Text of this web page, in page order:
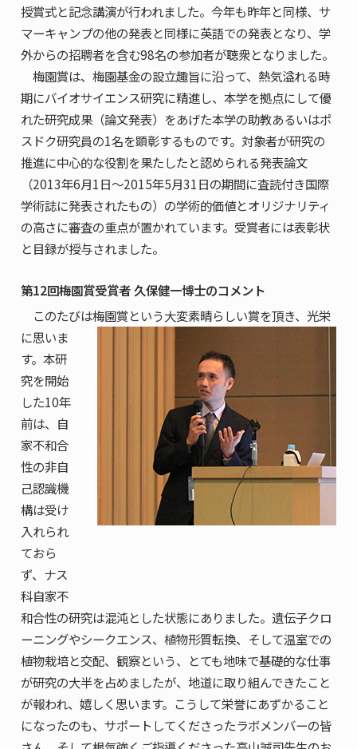
授賞式と記念講演が行われました。今年も昨年と同様、サ
マーキャンプの他の発表と同様に英語での発表となり、学
外からの招聘者を含む98名の参加者が聴衆となりました。
梅園賞は、梅園基金の設立趣旨に沿って、熱気溢れる時
期にバイオサイエンス研究に精進し、本学を拠点にして優
れた研究成果（論文発表）をあげた本学の助教あるいはポ
スドク研究員の1名を顕彰するものです。対象者が研究の
推進に中心的な役割を果たしたと認められる発表論文
（2013年6月1日～2015年5月31日の期間に査読付き国際
学術誌に発表されたもの）の学術的価値とオリジナリティ
の高さに審査の重点が置かれています。受賞者には表彰状
と目録が授与されました。
第12回梅園賞受賞者 久保健一博士のコメント
このたびは梅園賞という大変素晴らしい賞を頂き、光栄
に思いま
す。本研
究を開始
した10年
前は、自
家不和合
性の非自
己認識機
構は受け
入れられ
ておら
ず、ナス
科自家不
和合性の研究は混沌とした状態にありました。遺伝子クロ
ーニングやシークエンス、植物形質転換、そして温室での
植物栽培と交配、観察という、とても地味で基礎的な仕事
が研究の大半を占めましたが、地道に取り組んできたこと
が報われ、嬉しく思います。こうして栄誉にあずかること
になったのも、サポートしてくださったラボメンバーの皆